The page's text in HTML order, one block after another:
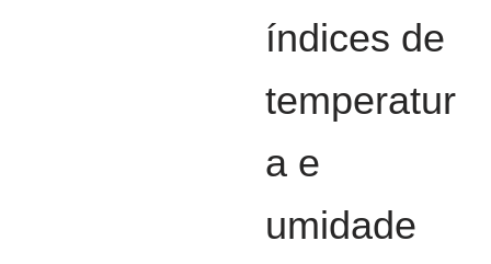
índices de
temperatur
a e
umidade